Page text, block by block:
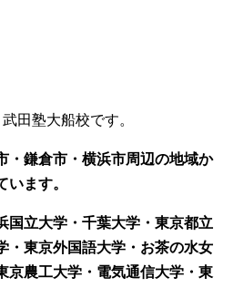
田塾大船校です。
・鎌倉市・横浜市周辺の地域か
います。
国立大学・千葉大学・東京都立
・東京外国語大学・お茶の水女
京農工大学・電気通信大学・東